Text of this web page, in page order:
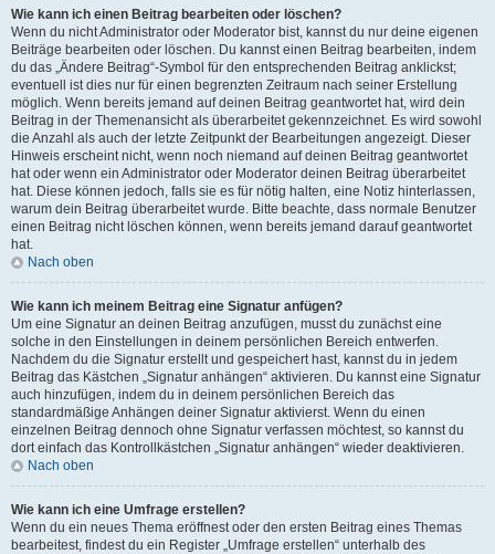
Wie kann ich einen Beitrag bearbeiten oder löschen?
Wenn du nicht Administrator oder Moderator bist, kannst du nur deine eigenen
Beiträge bearbeiten oder löschen. Du kannst einen Beitrag bearbeiten, indem
du das „Ändere Beitrag“-Symbol für den entsprechenden Beitrag anklickst;
eventuell ist dies nur für einen begrenzten Zeitraum nach seiner Erstellung
möglich. Wenn bereits jemand auf deinen Beitrag geantwortet hat, wird dein
Beitrag in der Themenansicht als überarbeitet gekennzeichnet. Es wird sowohl
die Anzahl als auch der letzte Zeitpunkt der Bearbeitungen angezeigt. Dieser
Hinweis erscheint nicht, wenn noch niemand auf deinen Beitrag geantwortet
hat oder wenn ein Administrator oder Moderator deinen Beitrag überarbeitet
hat. Diese können jedoch, falls sie es für nötig halten, eine Notiz hinterlassen,
warum dein Beitrag überarbeitet wurde. Bitte beachte, dass normale Benutzer
einen Beitrag nicht löschen können, wenn bereits jemand darauf geantwortet
hat.
Nach oben
Wie kann ich meinem Beitrag eine Signatur anfügen?
Um eine Signatur an deinen Beitrag anzufügen, musst du zunächst eine
solche in den Einstellungen in deinem persönlichen Bereich entwerfen.
Nachdem du die Signatur erstellt und gespeichert hast, kannst du in jedem
Beitrag das Kästchen „Signatur anhängen“ aktivieren. Du kannst eine Signatur
auch hinzufügen, indem du in deinem persönlichen Bereich das
standardmäßige Anhängen deiner Signatur aktivierst. Wenn du einen
einzelnen Beitrag dennoch ohne Signatur verfassen möchtest, so kannst du
dort einfach das Kontrollkästchen „Signatur anhängen“ wieder deaktivieren.
Nach oben
Wie kann ich eine Umfrage erstellen?
Wenn du ein neues Thema eröffnest oder den ersten Beitrag eines Themas
bearbeitest, findest du ein Register „Umfrage erstellen“ unterhalb des